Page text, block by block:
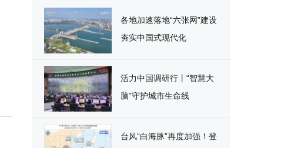
各地加速落地“六张网”建设
夯实中国式现代化
活力中国调研行丨“智慧大
脑”守护城市生命线
台风“白海豚”再度加强！登